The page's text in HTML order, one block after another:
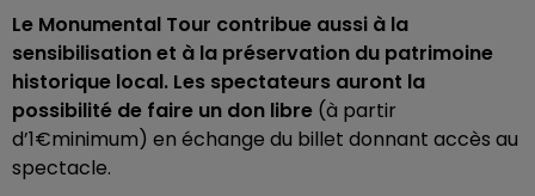
Le Monumental Tour contribue aussi à la
sensibilisation et à la préservation du patrimoine
historique local. Les spectateurs auront la
possibilité de faire un don libre (à partir
d’1€minimum) en échange du billet donnant accès au
spectacle.